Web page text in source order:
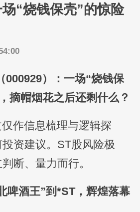
“烧钱保壳”的惊险
000929）：一场“烧钱保
摘帽烟花之后还剩什么？
作信息梳理与逻辑探
资建议。ST股风险极
断、量力而行。
啤酒王”到*ST，辉煌落幕